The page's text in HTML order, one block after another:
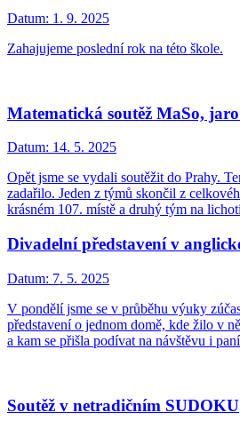
Datum: 1. 9. 2025
Zahajujeme poslední rok na této škole.
Matematická soutěž MaSo,
Datum: 14. 5. 2025
Opět jsme se vydali soutěžit do Prahy.
zadařilo. Jeden z týmů skončil z
krásném 107. místě a druhý tým na
Divadelní představení v
Datum: 7. 5. 2025
V pondělí jsme se v průběhu výuky
představení o jednom domě, kde žilo v
a kam se přišla podívat na návštěvu i
Soutěž v netradičním SUDOKU